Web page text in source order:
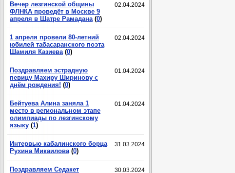
02.04.2024
Вечер лезгинской общины
ФЛНКА проведёт в Москве 9
апреля в Шатре Рамадана (0)
02.04.2024
1 апреля провели 80-летний
юбилей табасаранского поэта
Шамиля Казиева (0)
01.04.2024
Поздравляем эстрадную
певицу Махиру Ширинову с
днём рождения! (0)
01.04.2024
Бейтуева Алина заняла 1
место в региональном этапе
олимпиады по лезгинскому
языку (1)
31.03.2024
Интервью кабалинского борца
Рухина Микаилова (0)
30.03.2024
Поздравляем Седакет